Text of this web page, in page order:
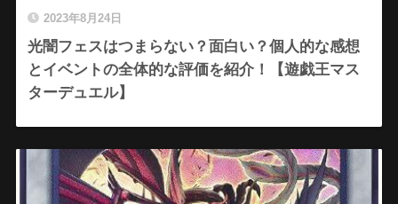
2023年8月24日
光闇フェスはつまらない？面白い？個人的な感想
とイベントの全体的な評価を紹介！【遊戯王マス
ターデュエル】